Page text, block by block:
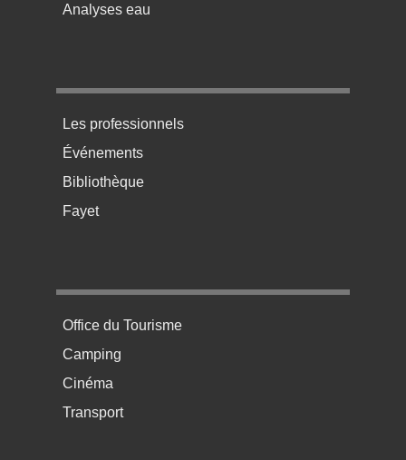
Analyses eau
Menu pratique bas de page 3
Les professionnels
Événements
Bibliothèque
Fayet
Menu pratique bas de page 4
Office du Tourisme
Camping
Cinéma
Transport